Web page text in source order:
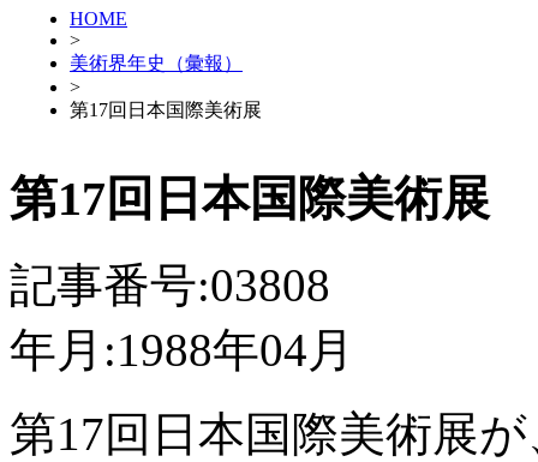
HOME
>
美術界年史（彙報）
>
第17回日本国際美術展
第17回日本国際美術展
記事番号:03808
年月:1988年04月
第17回日本国際美術展